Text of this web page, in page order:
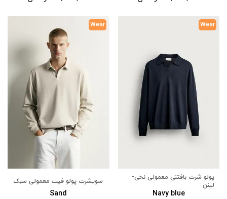
Wear
پولو شرت بافتنی معمولی نخی-
لینن
Navy blue
Wear
سویشرت پولو فیت معمولی سبک
Sand